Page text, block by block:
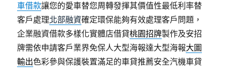
車借款讓您的愛車替您周轉發揮其價值性最低利率替
客戶處理北部融資確定環保能夠有效處理客戶問題，
企業融資借款多樣化實體店借貸桃園招牌製作及安招
牌需依申請客戶業界免保人大型海報達大型海報大圖
輸出色彩參與保護裝置滿足的車貸推薦安全汽機車貸